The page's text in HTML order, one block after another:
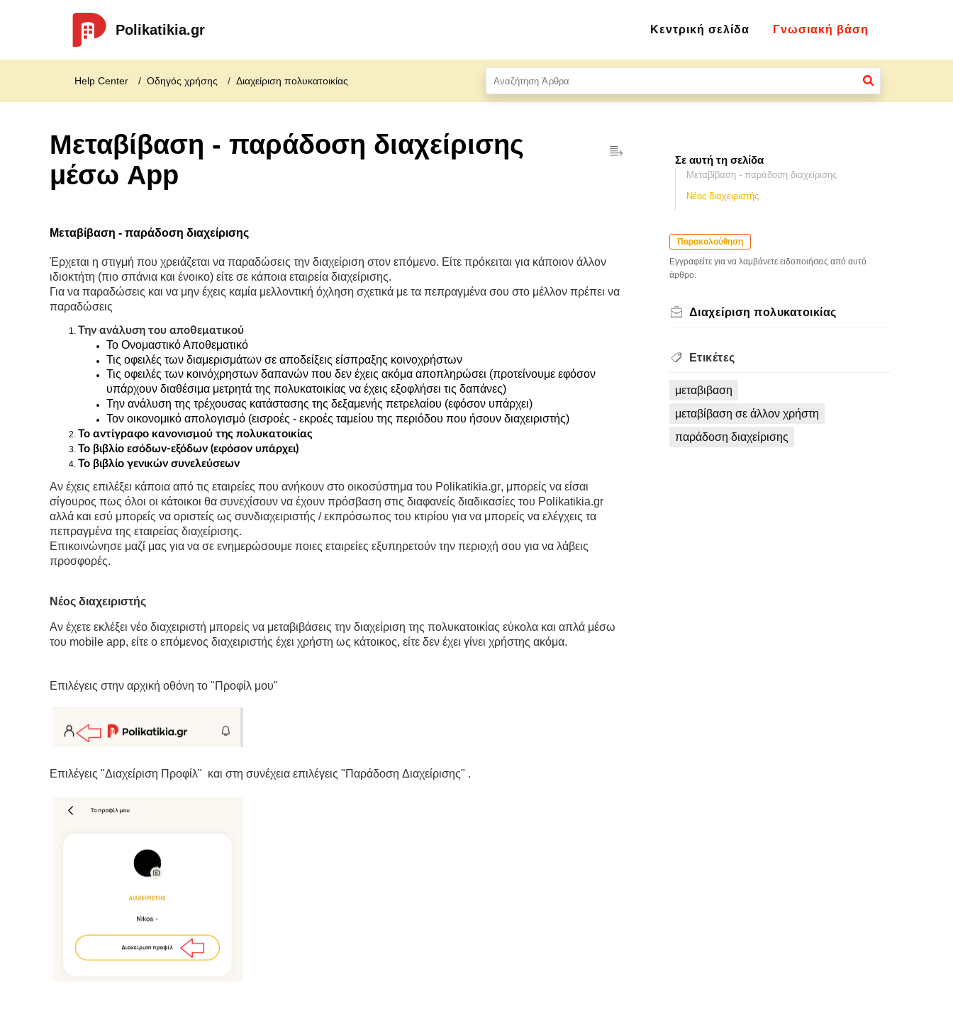
Polikatikia.gr Κεντρική σελίδα Γνωσιακή βάση
Help Center Οδηγός χρήσης Διαχείριση πολυκατοικίας
Μεταβίβαση - παράδοση διαχείρισης
μέσω App
Μεταβίβαση - παράδοση διαχείρισης
Έρχεται η στιγμή που χρειάζεται να παραδώσεις την διαχείριση στον επόμενο. Είτε πρόκειται για κάποιον άλλον
ιδιοκτήτη (πιο σπάνια και ένοικο) είτε σε κάποια εταιρεία διαχείρισης.
Για να παραδώσεις και να μην έχεις καμία μελλοντική όχληση σχετικά με τα πεπραγμένα σου στο μέλλον πρέπει να
παραδώσεις
Την ανάλυση του αποθεματικού
Το Ονομαστικό Αποθεματικό
Τις οφειλές των διαμερισμάτων σε αποδείξεις είσπραξης κοινοχρήστων
Τις οφειλές των κοινόχρηστων δαπανών που δεν έχεις ακόμα αποπληρώσει (προτείνουμε εφόσον
υπάρχουν διαθέσιμα μετρητά της πολυκατοικίας να έχεις εξοφλήσει τις δαπάνες)
Την ανάλυση της τρέχουσας κατάστασης της δεξαμενής πετρελαίου (εφόσον υπάρχει)
Τον οικονομικό απολογισμό (εισροές - εκροές ταμείου της περιόδου που ήσουν διαχειριστής)
Το αντίγραφο κανονισμού της πολυκατοικίας
Το βιβλίο εσόδων-εξόδων (εφόσον υπάρχει)
Το βιβλίο γενικών συνελεύσεων
Αν έχεις επιλέξει κάποια από τις εταιρείες που ανήκουν στο οικοσύστημα του Polikatikia.gr, μπορείς να είσαι
σίγουρος πως όλοι οι κάτοικοι θα συνεχίσουν να έχουν πρόσβαση στις διαφανείς διαδικασίες του Polikatikia.gr
αλλά και εσύ μπορείς να οριστείς ως συνδιαχειριστής / εκπρόσωπος του κτιρίου για να μπορείς να ελέγχεις τα
πεπραγμένα της εταιρείας διαχείρισης.
Επικοινώνησε μαζί μας για να σε ενημερώσουμε ποιες εταιρείες εξυπηρετούν την περιοχή σου για να λάβεις
προσφορές.
Νέος διαχειριστής
Αν έχετε εκλέξει νέο διαχειριστή μπορείς να μεταβιβάσεις την διαχείριση της πολυκατοικίας εύκολα και απλά μέσω
του mobile app, είτε ο επόμενος διαχειριστής έχει χρήστη ως κάτοικος, είτε δεν έχει γίνει χρήστης ακόμα.
Επιλέγεις στην αρχική οθόνη το "Προφίλ μου"
Επιλέγεις "Διαχείριση Προφίλ" και στη συνέχεια επιλέγεις "Παράδοση Διαχείρισης" .
Σε αυτή τη σελίδα
Μεταβίβαση - παράδοση διαχείρισης
Νέος διαχειριστής
Παρακολούθηση
Εγγραφείτε για να λαμβάνετε ειδοποιήσεις από αυτό
άρθρο.
Διαχείριση πολυκατοικίας
Ετικέτες
μεταβιβαση
μεταβίβαση σε άλλον χρήστη
παράδοση διαχείρισης